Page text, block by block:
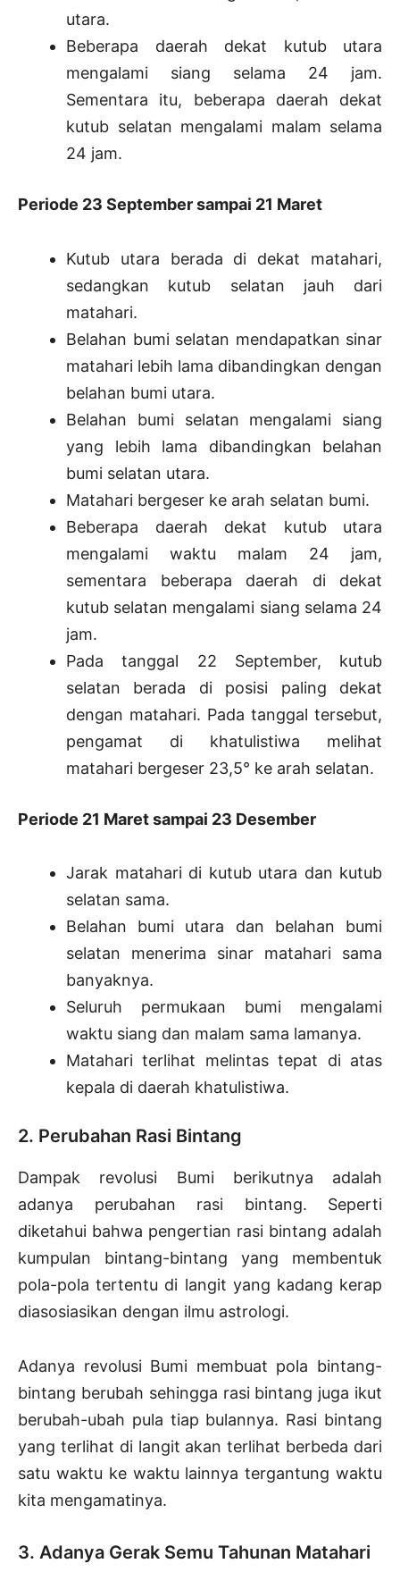
utara.
Beberapa daerah dekat kutub utara
mengalami siang selama 24 jam.
Sementara itu, beberapa daerah dekat
kutub selatan mengalami malam selama
24 jam.
Periode 23 September sampai 21 Maret
Kutub utara berada di dekat matahari,
sedangkan kutub selatan jauh dari
matahari.
Belahan bumi selatan mendapatkan sinar
matahari lebih lama dibandingkan dengan
belahan bumi utara.
Belahan bumi selatan mengalami siang
yang lebih lama dibandingkan belahan
bumi selatan utara.
Matahari bergeser ke arah selatan bumi.
Beberapa daerah dekat kutub utara
mengalami waktu malam 24 jam,
sementara beberapa daerah di dekat
kutub selatan mengalami siang selama 24
jam.
Pada tanggal 22 September, kutub
selatan berada di posisi paling dekat
dengan matahari. Pada tanggal tersebut,
pengamat di khatulistiwa melihat
matahari bergeser 23,5° ke arah selatan.
Periode 21 Maret sampai 23 Desember
Jarak matahari di kutub utara dan kutub
selatan sama.
Belahan bumi utara dan belahan bumi
selatan menerima sinar matahari sama
banyaknya.
Seluruh permukaan bumi mengalami
waktu siang dan malam sama lamanya.
Matahari terlihat melintas tepat di atas
kepala di daerah khatulistiwa.
2. Perubahan Rasi Bintang
Dampak revolusi Bumi berikutnya adalah
adanya perubahan rasi bintang. Seperti
diketahui bahwa pengertian rasi bintang adalah
kumpulan bintang-bintang yang membentuk
pola-pola tertentu di langit yang kadang kerap
diasosiasikan dengan ilmu astrologi.
Adanya revolusi Bumi membuat pola bintang-
bintang berubah sehingga rasi bintang juga ikut
berubah-ubah pula tiap bulannya. Rasi bintang
yang terlihat di langit akan terlihat berbeda dari
satu waktu ke waktu lainnya tergantung waktu
kita mengamatinya.
3. Adanya Gerak Semu Tahunan Matahari